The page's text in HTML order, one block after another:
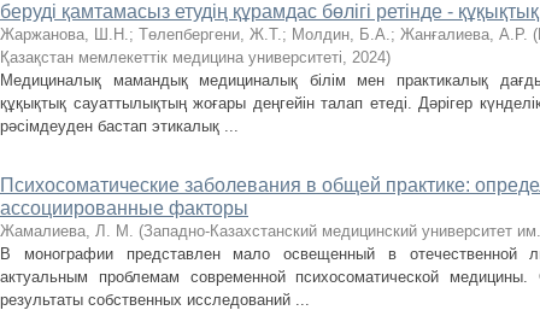
беруді қамтамасыз етудің құрамдас бөлігі ретінде - құқықтық
Жаржанова, Ш.Н.; Төлепбергени, Ж.Т.; Молдин, Б.А.; Жанғалиева, А.Р. (
Қазақстан мемлекеттік медицина университеті, 2024)
Медициналық мамандық медициналық білім мен практикалық
құқықтық сауаттылықтың жоғары деңгейін талап етеді. Дәрігер
рәсімдеуден бастап этикалық ...
Психосоматические заболевания в общей практике:
ассоциированные факторы
Жамалиева, Л. М. (Западно-Казахстанский медицинский университет
В монографии представлен мало освещенный в отечественной
актуальным проблемам современной психосоматической
результаты собственных исследований ...